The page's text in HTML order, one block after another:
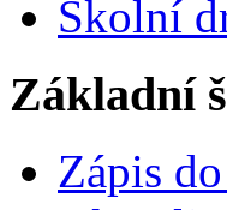
Školní
Základní
Zápis